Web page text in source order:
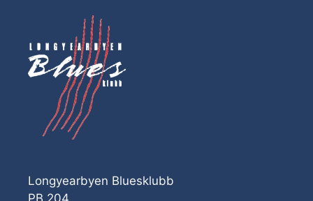
Longyearbyen Bluesklubb